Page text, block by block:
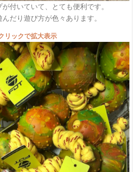
付いていて、とても便利です。
だり遊び方が色々あります。
リックで拡大表示